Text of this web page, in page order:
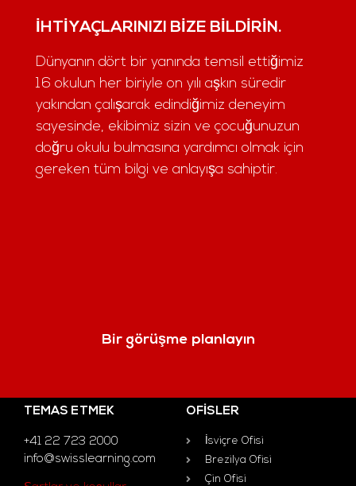
İHTIYAÇLARINIZI BIZE BILDIRIN.
Dünyanın dört bir yanında temsil ettiğimiz
16 okulun her biriyle on yılı aşkın süredir
yakından çalışarak edindiğimiz deneyim
sayesinde, ekibimiz sizin ve çocuğunuzun
doğru okulu bulmasına yardımcı olmak için
gereken tüm bilgi ve anlayışa sahiptir.
Bir görüşme planlayın
TEMAS ETMEK
+41 22 723 2000
info@swisslearning.com
OFISLER
İsviçre Ofisi
Brezilya Ofisi
Çin Ofisi